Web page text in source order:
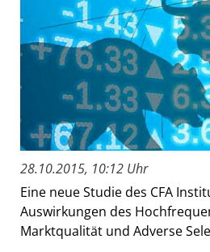
28.10.2015, 10:12 Uhr
Eine neue Studie des CFA
Auswirkungen des
Marktqualität und Adverse